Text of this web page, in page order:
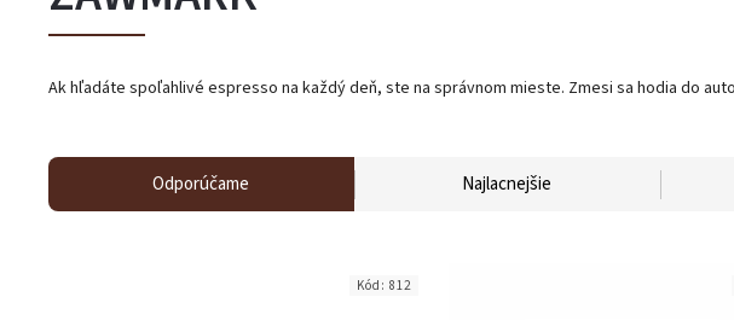
Ak hľadáte spoľahlivé espresso na každý deň, ste na správnom mieste. Zmesi sa hodia do
Odporúčame Najlacnejšie
Kód: 812